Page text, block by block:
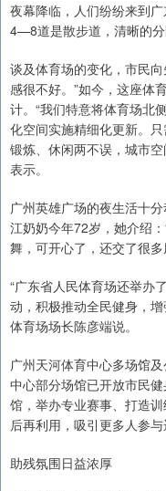
夜幕降临，人们纷纷来到
4—8道是散步道，清晰的分
谈及体育场的变化，市民
感很不好。”如今，这座体
计。“我们特意将体育场北
化空间实施精细化更新。
锻炼、休闲两不误，城市
表示。
广州英雄广场的夜生活十
江奶奶今年72岁，她介绍
舞，可开心了，还交了很多
“广东省人民体育场还举办
动，积极推动全民健身，
体育场场长陈彦端说。
广州天河体育中心多场馆
中心部分场馆已开放市民
馆，举办专业赛事、打造
后再利用，吸引更多人参与
助残氛围日益浓厚